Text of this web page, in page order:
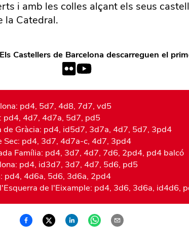
i amb les colles alçant els seus
la Catedral.
Castellers de Barcelona descarreguen el
pd4, 5d7, 4d8, 7d7, vd5
pd4, 4d7, 4d7a, 5d7, pd5
de Gràcia: pd4, id5d7, 3d7a, 4d7, 5d7, 3pd4
Sec: pd4, 3d7, 4d7a-c, 4d7, 3pd4
Família: pd4, 3d7, 4d7, 7d6, 2pd4, pd4 balcó
pd4, id3d7, 3d7, 4d7, 5d6, pd5
pd4, 4d6a, 5d6, 3d6a, 2pd4
de l'Eixample: pd4, 3d6, 3d6a, id4d6,